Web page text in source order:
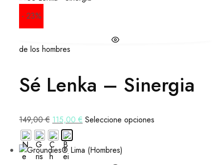
- 23%
de los hombres
Sé Lenka – Sinergia
149,00€ 115,00 € Seleccione opciones